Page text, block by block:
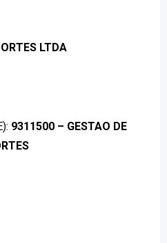
LTDA
9311500 – GESTAO DE